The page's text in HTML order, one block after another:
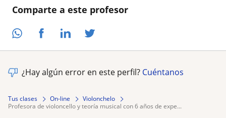
Comparte a este profesor
¿Hay algún error en este perfil? Cuéntanos
Tus clases On-line
Violonchelo
profesora de violoncello y teoría musical con 6 años de expe...